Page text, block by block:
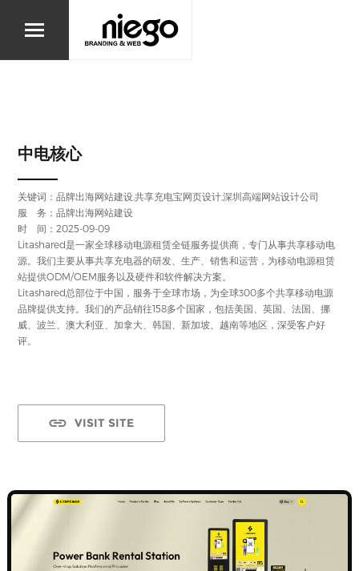
中电核心
关键词：品牌出海网站建设,共享充电宝网页设计,深圳高端网站设计公司
服 务：品牌出海网站建设
时 间：2025-09-09
Litashared是一家全球移动电源租赁全链服务提供商，专门从事共享移动电
源。我们主要从事共享充电器的研发、生产、销售和运营，为移动电源租赁
站提供ODM/OEM服务以及硬件和软件解决方案。
Litashared总部位于中国，服务于全球市场，为全球300多个共享移动电源
品牌提供支持。我们的产品销往158多个国家，包括美国、英国、法国、挪
威、波兰、澳大利亚、加拿大、韩国、新加坡、越南等地区，深受客户好
评。
VISIT SITE